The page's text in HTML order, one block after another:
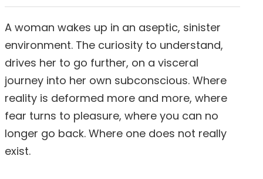
A woman wakes up in an aseptic, sinister
environment. The curiosity to understand,
drives her to go further, on a visceral
journey into her own subconscious. Where
reality is deformed more and more, where
fear turns to pleasure, where you can no
longer go back. Where one does not really
exist.